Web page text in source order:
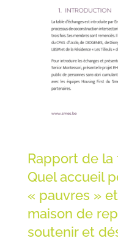
Rapport de la
Quel accueil
« pauvres »
maison de
soutenir et